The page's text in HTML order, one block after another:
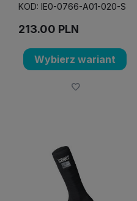
KOD: IE0-0766-A01-020-S
213.00 PLN
Wybierz wariant